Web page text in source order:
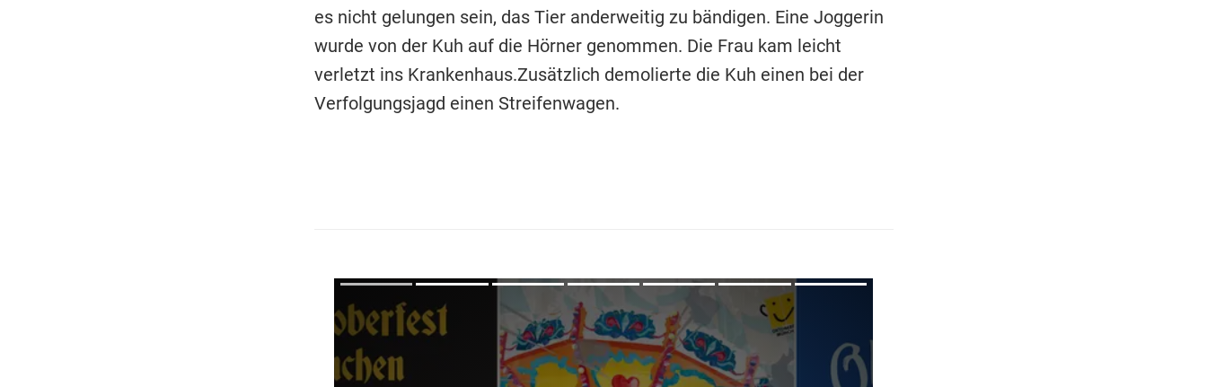
es nicht gelungen sein, das Tier anderweitig zu bändigen. Eine Joggerin
wurde von der Kuh auf die Hörner genommen. Die Frau kam leicht
verletzt ins Krankenhaus.Zusätzlich demolierte die Kuh einen bei der
Verfolgungsjagd einen Streifenwagen.
Überspringen